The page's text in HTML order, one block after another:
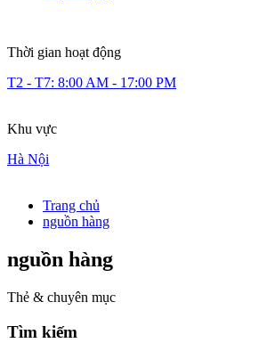
Thời gian hoạt động
T2 - T7: 8:00 AM - 17:00 PM
Khu vực
Hà Nội
Trang chủ
nguồn hàng
nguồn hàng
Thẻ & chuyên mục
Tìm kiếm